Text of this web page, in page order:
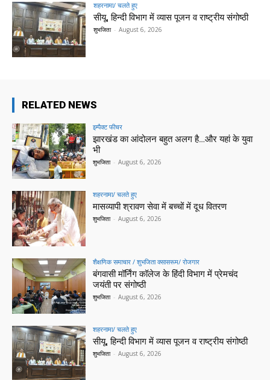
शहरनामा/ चलते हुए
सीयू, हिन्दी विभाग में व्यास पूजन व राष्ट्रीय संगोष्ठी
शुभजिता - August 6, 2026
RELATED NEWS
इम्पैक्ट फीचर
झारखंड का आंदोलन बहुत अलग है…और यहां के युवा
भी
शुभजिता - August 6, 2026
शहरनामा/ चलते हुए
मासव्यापी श्रावण सेवा में बच्चों में दूध वितरण
शुभजिता - August 6, 2026
शैक्षणिक समाचार / शुभजिता क्सासरूम/ रोजगार
बंगवासी मॉर्निंग कॉलेज के हिंदी विभाग में प्रेमचंद
जयंती पर संगोष्ठी
शुभजिता - August 6, 2026
शहरनामा/ चलते हुए
सीयू, हिन्दी विभाग में व्यास पूजन व राष्ट्रीय संगोष्ठी
शुभजिता - August 6, 2026